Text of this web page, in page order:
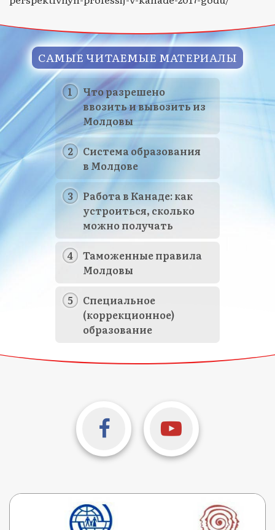
САМЫЕ ЧИТАЕМЫЕ МАТЕРИАЛЫ
Что разрешено
ввозить и вывозить из
Молдовы
Система образования
в Молдове
Работа в Канаде: как
устроиться, сколько
можно получать
Таможенные правила
Молдовы
Специальное
(коррекционное)
образование